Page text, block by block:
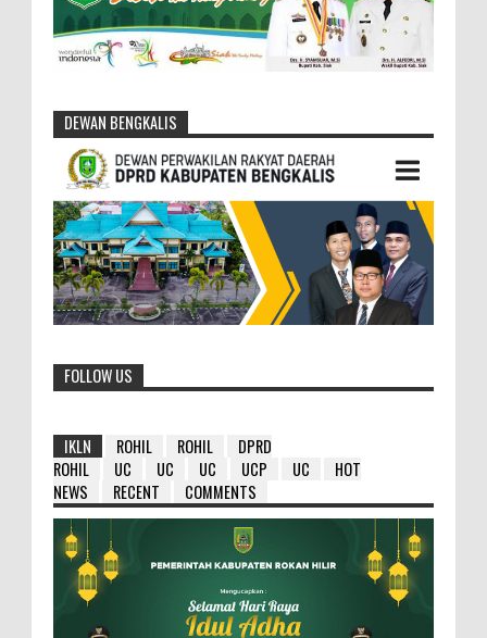
DEWAN BENGKALIS
FOLLOW US
IKLN ROHIL ROHIL
DPRD
ROHIL
UC UC UC UCP UC
HOT
NEWS
RECENT COMMENTS